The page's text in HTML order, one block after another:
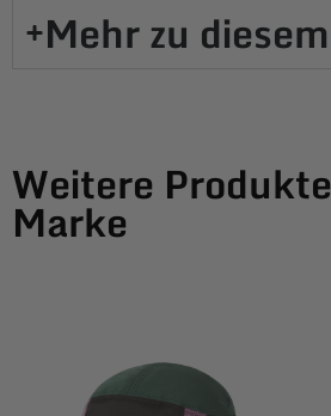
Mehr zu
Weitere
Marke